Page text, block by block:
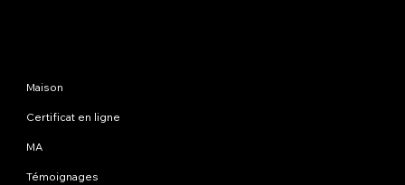
Maison
Certificat en ligne
MA
Témoignages